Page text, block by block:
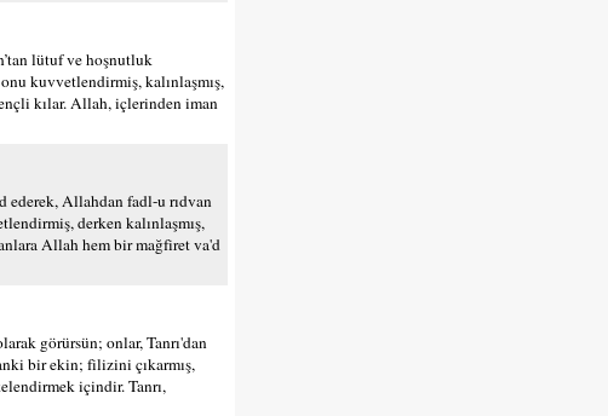
lütuf ve hoşnutluk
kuvvetlendirmiş, kalınlaşmış,
kılar. Allah, içlerinden iman
ederek, Allahdan fadl-u rıdvan
derken kalınlaşmış,
Allah hem bir mağfiret va'd
görürsün; onlar, Tanrı'dan
bir ekin; filizini çıkarmış,
içindir. Tanrı,